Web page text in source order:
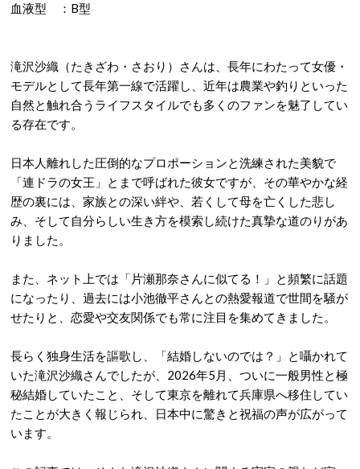
血液型 ：B型
滝沢沙織（たきざわ・さおり）さんは、長年にわたって女優・
モデルとして長年第一線で活躍し、近年は農業や釣りといった
自然と触れ合うライフスタイルでも多くのファンを魅了してい
る存在です。
日本人離れした圧倒的なプロポーションと洗練された美貌で
「連ドラの女王」とまで呼ばれた彼女ですが、その華やかな経
歴の裏には、家族との深い絆や、若くして母を亡くした悲し
み、そして自分らしい生き方を模索し続けた真摯な道のりがあ
りました。
また、ネット上では「片瀬那奈さんに似てる！」と頻繁に話題
になったり、過去には小池徹平さんとの熱愛報道で世間を騒が
せたりと、恋愛や交友関係でも常に注目を集めてきました。
長らく独身生活を謳歌し、「結婚しないのでは？」と囁かれて
いた滝沢沙織さんでしたが、2026年5月、ついに一般男性と極
秘結婚していたこと、そして東京を離れて兵庫県へ移住してい
たことが大きく報じられ、日本中に驚きと祝福の声が広がって
います。